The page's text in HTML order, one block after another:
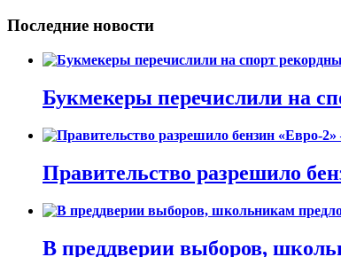
Последние новости
Букмекеры перечислили на
Правительство разрешило
В преддверии выборов,